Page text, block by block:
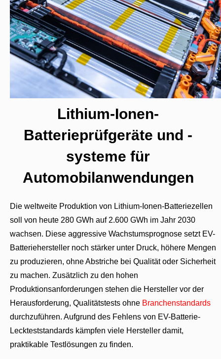
Lithium-Ionen-
Batterieprüfgeräte und -
systeme für
Automobilanwendungen
Die weltweite Produktion von Lithium-Ionen-Batteriezellen
soll von heute 280 GWh auf 2.600 GWh im Jahr 2030
wachsen. Diese aggressive Wachstumsprognose setzt EV-
Batteriehersteller noch stärker unter Druck, höhere Mengen
zu produzieren, ohne Abstriche bei Qualität oder Sicherheit
zu machen. Zusätzlich zu den hohen
Produktionsanforderungen stehen die Hersteller vor der
Herausforderung, Qualitätstests ohne Branchenstandards
durchzuführen. Aufgrund des Fehlens von EV-Batterie-
Leckteststandards kämpfen viele Hersteller damit,
praktikable Testlösungen zu finden.